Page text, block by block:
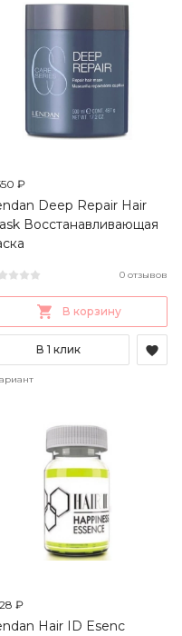
₽
Deep Repair Hair
Восстанавливающая
0 отзывов
В корзину
В 1 клик
₽
Hair ID Esenc